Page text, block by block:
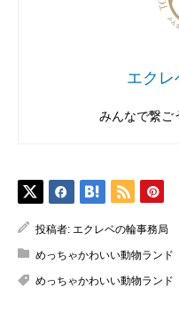
エクレ
みんなで繋ご
投稿者: エクレベの輪事務局
めっちゃかわいい動物ランド
めっちゃかわいい動物ランド